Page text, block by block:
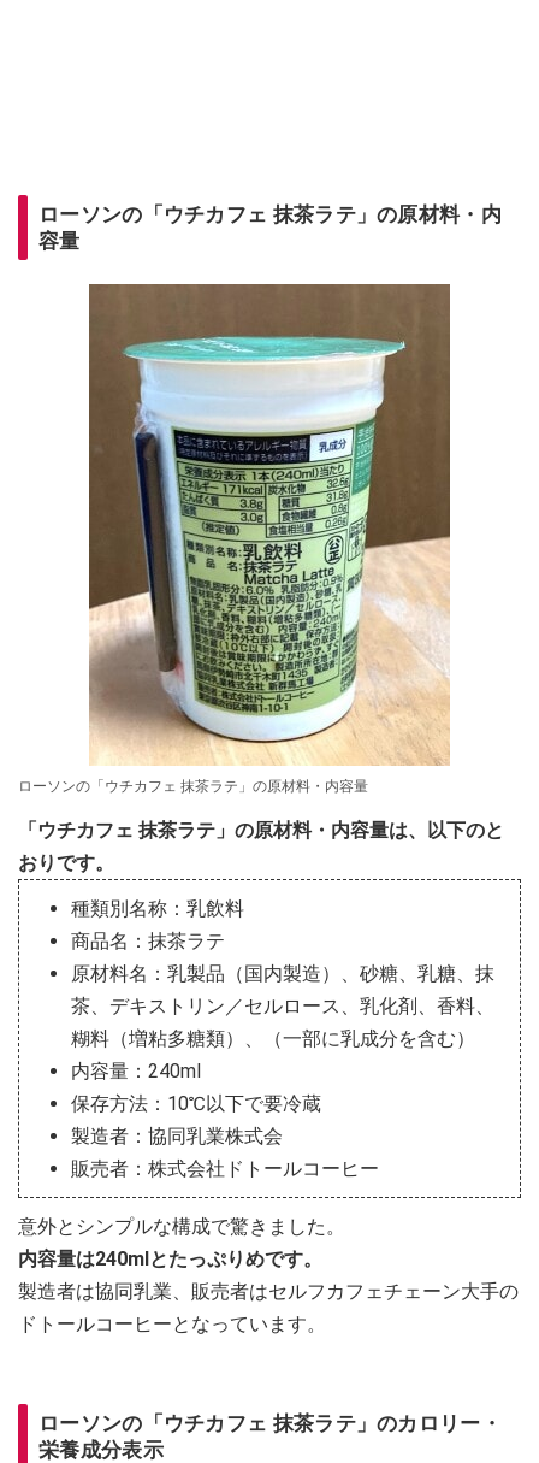
ローソンの「ウチカフェ 抹茶ラテ」の原材料・内
容量
ローソンの「ウチカフェ 抹茶ラテ」の原材料・内容量
「ウチカフェ 抹茶ラテ」の原材料・内容量は、以下のと
おりです。
種類別名称：乳飲料
商品名：抹茶ラテ
原材料名：乳製品（国内製造）、砂糖、乳糖、抹
茶、デキストリン／セルロース、乳化剤、香料、
糊料（増粘多糖類）、（一部に乳成分を含む）
内容量：240ml
保存方法：10℃以下で要冷蔵
製造者：協同乳業株式会
販売者：株式会社ドトールコーヒー
意外とシンプルな構成で驚きました。
内容量は240mlとたっぷりめです。
製造者は協同乳業、販売者はセルフカフェチェーン大手の
ドトールコーヒーとなっています。
ローソンの「ウチカフェ 抹茶ラテ」のカロリー・
栄養成分表示